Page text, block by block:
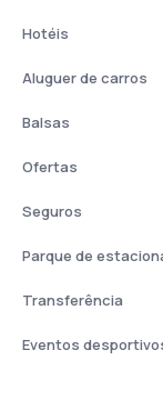
Hotéis
Aluguer de carros
Balsas
Ofertas
Seguros
Parque de
Transferência
Eventos